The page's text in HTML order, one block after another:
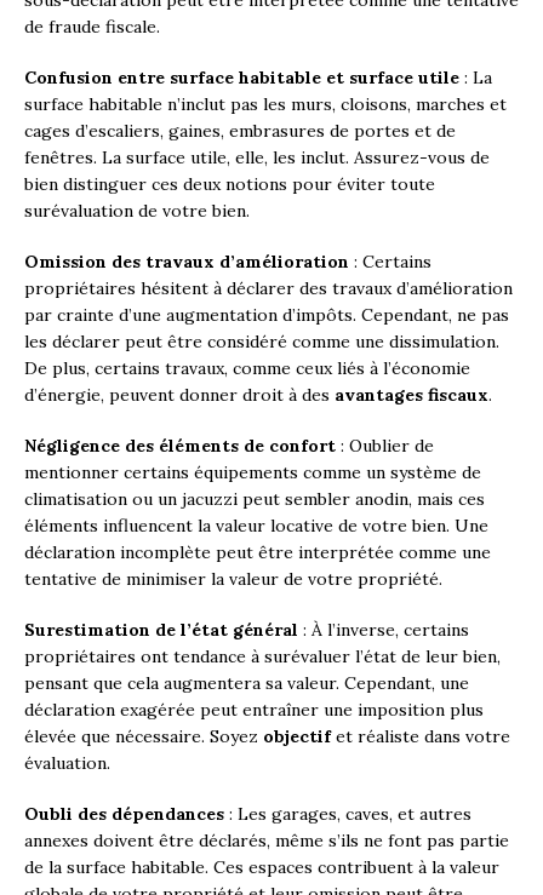
de fraude fiscale.
Confusion entre surface habitable et surface utile : La
surface habitable n’inclut pas les murs, cloisons, marches et
cages d’escaliers, gaines, embrasures de portes et de
fenêtres. La surface utile, elle, les inclut. Assurez-vous de
bien distinguer ces deux notions pour éviter toute
surévaluation de votre bien.
Omission des travaux d’amélioration : Certains
propriétaires hésitent à déclarer des travaux d’amélioration
par crainte d’une augmentation d’impôts. Cependant, ne pas
les déclarer peut être considéré comme une dissimulation.
De plus, certains travaux, comme ceux liés à l’économie
d’énergie, peuvent donner droit à des avantages fiscaux.
Négligence des éléments de confort : Oublier de
mentionner certains équipements comme un système de
climatisation ou un jacuzzi peut sembler anodin, mais ces
éléments influencent la valeur locative de votre bien. Une
déclaration incomplète peut être interprétée comme une
tentative de minimiser la valeur de votre propriété.
Surestimation de l’état général : À l’inverse, certains
propriétaires ont tendance à surévaluer l’état de leur bien,
pensant que cela augmentera sa valeur. Cependant, une
déclaration exagérée peut entraîner une imposition plus
élevée que nécessaire. Soyez objectifet réaliste dans votre
évaluation.
Oubli des dépendances : Les garages, caves, et autres
annexes doivent être déclarés, même s’ils ne font pas partie
de la surface habitable. Ces espaces contribuent à la valeur